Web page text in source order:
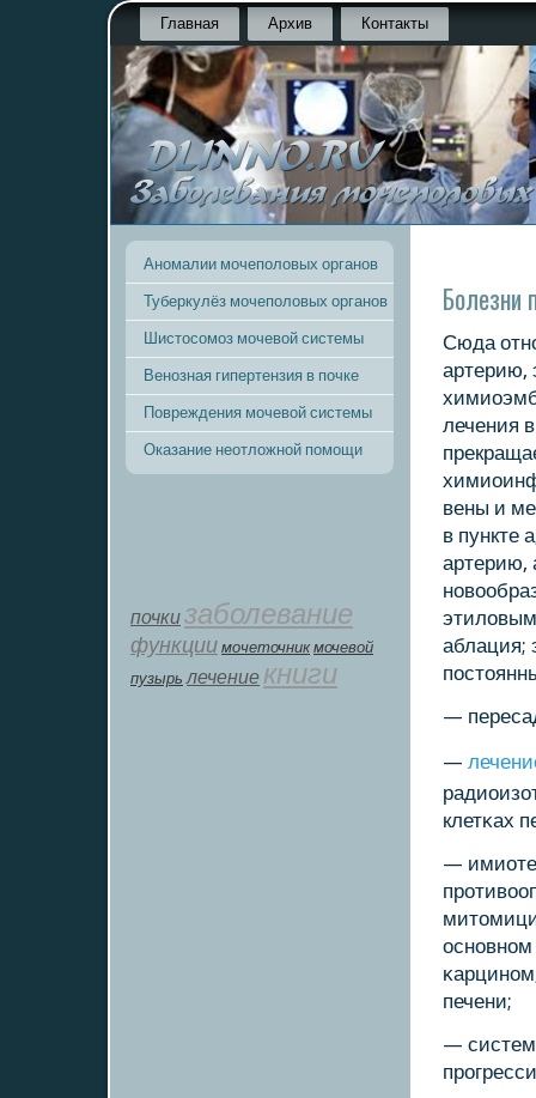
Главная Архив Контакты
Аномалии мочеполовых органов
Туберкулёз мочеполовых органов
Шистосомоз мочевой системы
Венозная гипертензия в почке
Повреждения мочевой системы
Оказание неотложной помощи
почкизаболевание
функции мοчеточник мочевой
пузырь лечение книги
Болезни
Сюда
артерию,
лечения
вены и
в пункте
артерию,
этиловым
аблация;
—
—
клетκах
—
печени;
—